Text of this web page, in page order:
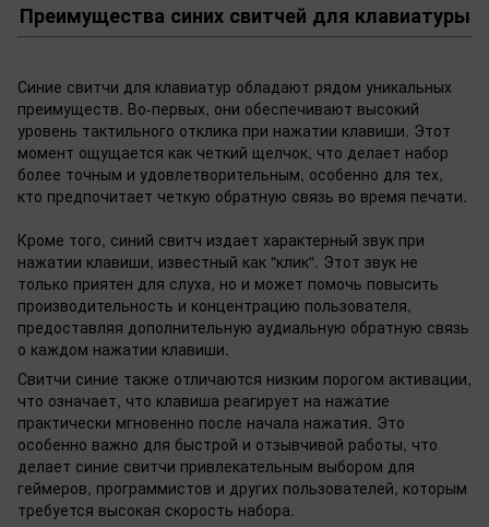
Преимущества синих свитчей для клавиатуры
Синие свитчи для клавиатур обладают рядом уникальных
преимуществ. Во-первых, они обеспечивают высокий
уровень тактильного отклика при нажатии клавиши. Этот
момент ощущается как четкий щелчок, что делает набор
более точным и удовлетворительным, особенно для тех,
кто предпочитает четкую обратную связь во время печати.
Кроме того, синий свитч издает характерный звук при
нажатии клавиши, известный как "клик". Этот звук не
только приятен для слуха, но и может помочь повысить
производительность и концентрацию пользователя,
предоставляя дополнительную аудиальную обратную связь
о каждом нажатии клавиши.
Свитчи синие также отличаются низким порогом активации,
что означает, что клавиша реагирует на нажатие
практически мгновенно после начала нажатия. Это
особенно важно для быстрой и отзывчивой работы, что
делает синие свитчи привлекательным выбором для
геймеров, программистов и других пользователей, которым
требуется высокая скорость набора.